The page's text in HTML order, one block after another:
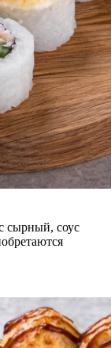
сырный, соус